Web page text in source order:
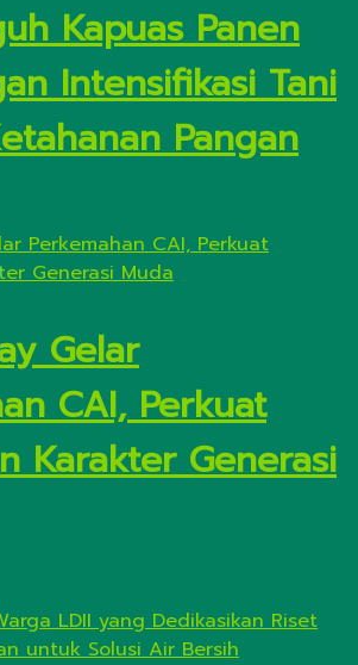
Kapuas Panen
Intensifikasi Tani
Pangan
Gelar
CAI, Perkuat
Karakter Generasi